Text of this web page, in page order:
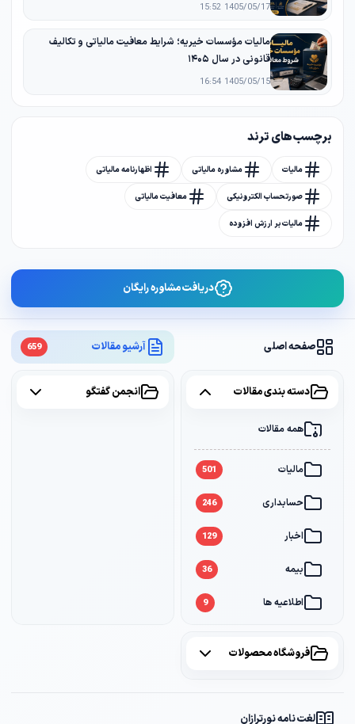
صفحه اصلی آرشیو مقالات 659
دسته بندی مقالات
همه مقالات
مالیات 501
حسابداری 246
اخبار 129
بیمه 36
اطلاعیه ها 9
انجمن گفتگو
فروشگاه محصولات
لغت نامه نورترازان
1405/05/17 15:52
مالیات مؤسسات خیریه؛ شرایط معافیت مالیاتی و تکالیف
قانونی در سال ۱۴۰۵
1405/05/15 16:54
برچسب های ترند
مالیات مشاوره مالیاتی اظهارنامه مالیاتی
صورتحساب الکترونیکی معافیت مالیاتی
مالیات بر ارزش افزوده
دریافت مشاوره رایگان